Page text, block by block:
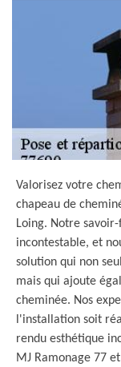
Valorisez votre
chapeau de
Loing. Notre
incontestable, et
solution qui non
mais qui ajoute
cheminée. Nos
l'installation soit
rendu esthétique
MJ Ramonage 77